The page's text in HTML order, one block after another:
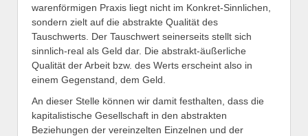
warenförmigen Praxis liegt nicht im Konkret-Sinnlichen,
sondern zielt auf die abstrakte Qualität des
Tauschwerts. Der Tauschwert seinerseits stellt sich
sinnlich-real als Geld dar. Die abstrakt-äußerliche
Qualität der Arbeit bzw. des Werts erscheint also in
einem Gegenstand, dem Geld.
An dieser Stelle können wir damit festhalten, dass die
kapitalistische Gesellschaft in den abstrakten
Beziehungen der vereinzelten Einzelnen und der